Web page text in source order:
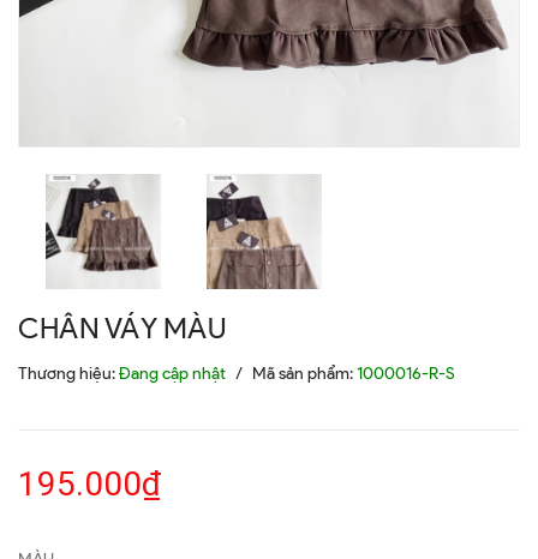
CHÂN VÁY MÀU
Thương hiệu:Đang cập nhật / Mã sản phẩm:1000016-R-S
195.000₫